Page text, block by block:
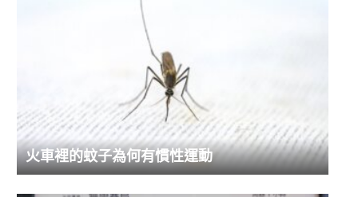
火車裡的蚊子為何有慣性運動